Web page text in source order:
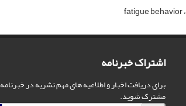
fatigue behavior
اشتراک خبرنامه
برای دریافت اخبار و اطلاعیه های مهم نشریه در
مشترک شوید.